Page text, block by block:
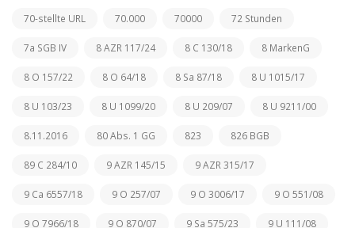
70-stellte URL 70.000 70000 72 Stunden
7a SGB IV 8 AZR 117/24 8 C 130/18 8 MarkenG
8 O 157/22 8 O 64/18 8 Sa 87/18 8 U 1015/17
8 U 103/23 8 U 1099/20 8 U 209/07 8 U 9211/00
8.11.2016 80 Abs. 1 GG 823 826 BGB
89 C 284/10 9 AZR 145/15 9 AZR 315/17
9 Ca 6557/18 9 O 257/07 9 O 3006/17 9 O 551/08
9 O 7966/18 9 O 870/07 9 Sa 575/23 9 U 111/08